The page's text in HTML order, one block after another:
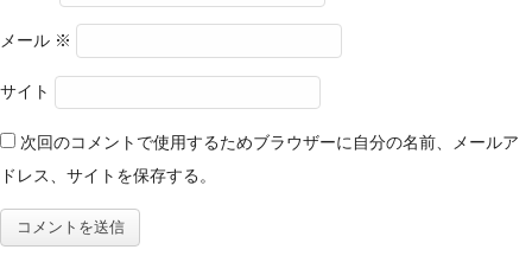
メール ※
サイト
次回のコメントで使用するためブラウザーに自分の名前、メールア
ドレス、サイトを保存する。